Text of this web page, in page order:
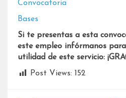
Convocatoria
Bases
Si te presentas a esta
este empleo infórmanos
utilidad de este servicio:
Post Views: 152